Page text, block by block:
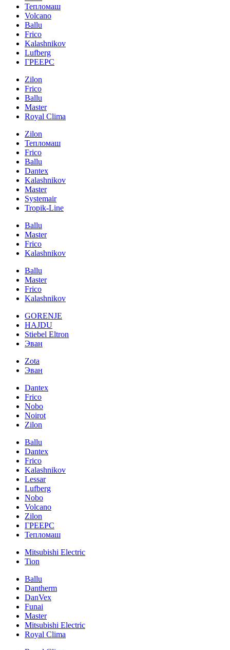
Тепломаш
Volcano
Ballu
Frico
Kalashnikov
Lufberg
ГРЕЕРС
Zilon
Frico
Ballu
Master
Royal Clima
Zilon
Тепломаш
Frico
Ballu
Dantex
Kalashnikov
Master
Systemair
Tropik-Line
Ballu
Master
Frico
Kalashnikov
Ballu
Master
Frico
Kalashnikov
GORENJE
HAJDU
Stiebel Eltron
Эван
Zota
Эван
Dantex
Frico
Nobo
Noirot
Zilon
Ballu
Dantex
Frico
Kalashnikov
Lessar
Lufberg
Nobo
Volcano
Zilon
ГРЕЕРС
Тепломаш
Mitsubishi Electric
Tion
Ballu
Dantherm
DanVex
Funai
Master
Mitsubishi Electric
Royal Clima